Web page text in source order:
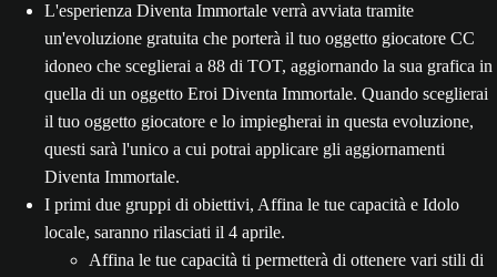
L'esperienza Diventa Immortale verrà avviata tramite
un'evoluzione gratuita che porterà il tuo oggetto giocatore CC
idoneo che sceglierai a 88 di TOT, aggiornando la sua grafica in
quella di un oggetto Eroi Diventa Immortale. Quando sceglierai
il tuo oggetto giocatore e lo impiegherai in questa evoluzione,
questi sarà l'unico a cui potrai applicare gli aggiornamenti
Diventa Immortale.
I primi due gruppi di obiettivi, Affina le tue capacità e Idolo
locale, saranno rilasciati il 4 aprile.
Affina le tue capacità ti permetterà di ottenere vari stili di